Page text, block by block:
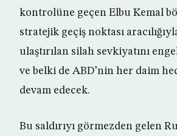
kontrolüne geçen Elbu Kemal
stratejik geçiş noktası
ulaştırılan silah sevkiyatını
ve belki de ABD’nin her daim
devam edecek.
Bu saldırıyı görmezden gelen